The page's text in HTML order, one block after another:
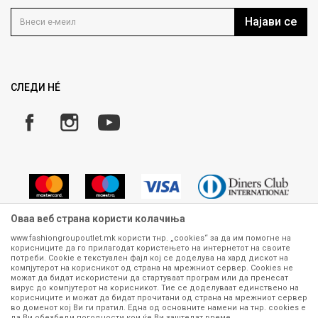
Кариера
Како да купите
Замена и рефундација на производи
Плаќање
Најави се
СЛЕДИ НÉ
Сите информации околу производите кои се изложени на нашата
онлајн продавница се стремиме да бидат конкретни, точни и прецизни,
меѓутоа не можеме да гарантираме дека се без ниту една грешка или
пак дека сите производи во моментот се достапни на залиха.
Фотографиите се најверодостојниот приказ на производот. Доколку
дојде до потреба за замена на производ или рефундација, процедурата
Оваа веб страна користи колачиња
www.fashiongroupoutlet.mk користи тнр. „cookies“ за да им помогне на
корисниците да го прилагодат користењето на интернетот на своите
потреби. Cookie е текстуален фајл кој се доделува на хард дискот на
компјутерот на корисникот од страна на мрежниот сервер. Cookies не
можат да бидат искористени да стартуваат програм или да пренесат
вирус до компјутерот на корисникот. Тие се доделуваат единствено на
корисниците и можат да бидат прочитани од страна на мрежниот сервер
во доменот кој Ви ги пратил. Една од основните намени на тнр. сookies е